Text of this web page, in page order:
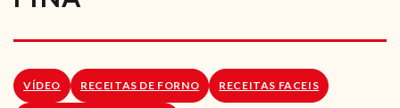
LOJA ONLINE
VÍDEO RECEITAS DE FORNO RECEITAS FACEIS